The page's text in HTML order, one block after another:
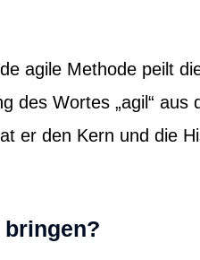
agile Methode peilt
des Wortes „agil“ aus
er den Kern und die